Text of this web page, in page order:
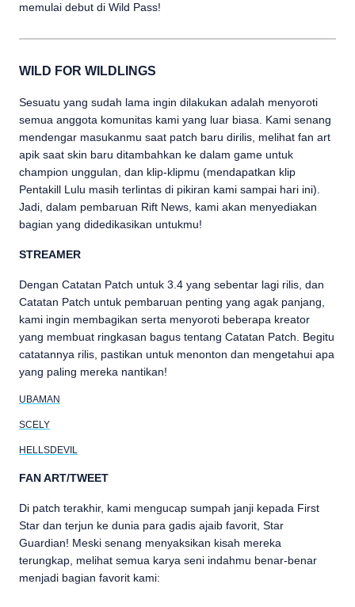
memulai debut di Wild Pass!
WILD FOR WILDLINGS
Sesuatu yang sudah lama ingin dilakukan adalah menyoroti
semua anggota komunitas kami yang luar biasa. Kami senang
mendengar masukanmu saat patch baru dirilis, melihat fan art
apik saat skin baru ditambahkan ke dalam game untuk
champion unggulan, dan klip-klipmu (mendapatkan klip
Pentakill Lulu masih terlintas di pikiran kami sampai hari ini).
Jadi, dalam pembaruan Rift News, kami akan menyediakan
bagian yang didedikasikan untukmu!
STREAMER
Dengan Catatan Patch untuk 3.4 yang sebentar lagi rilis, dan
Catatan Patch untuk pembaruan penting yang agak panjang,
kami ingin membagikan serta menyoroti beberapa kreator
yang membuat ringkasan bagus tentang Catatan Patch. Begitu
catatannya rilis, pastikan untuk menonton dan mengetahui apa
yang paling mereka nantikan!
UBAMAN
SCELY
HELLSDEVIL
FAN ART/TWEET
Di patch terakhir, kami mengucap sumpah janji kepada First
Star dan terjun ke dunia para gadis ajaib favorit, Star
Guardian! Meski senang menyaksikan kisah mereka
terungkap, melihat semua karya seni indahmu benar-benar
menjadi bagian favorit kami: